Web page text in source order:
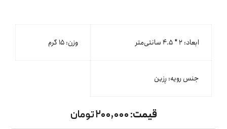
ابعاد: ۲ * ۴.۵ سانتی‌متر وزن: ۱۵ گرم
جنس رویه: رِزین
قیمت:۲۰۰,۰۰۰ تومان